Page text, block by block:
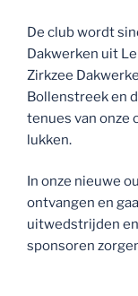
De club wordt
Dakwerken uit
Zirkzee
Bollenstreek en
tenues van onze
lukken.
In onze nieuwe
ontvangen en
uitwedstrijden
sponsoren